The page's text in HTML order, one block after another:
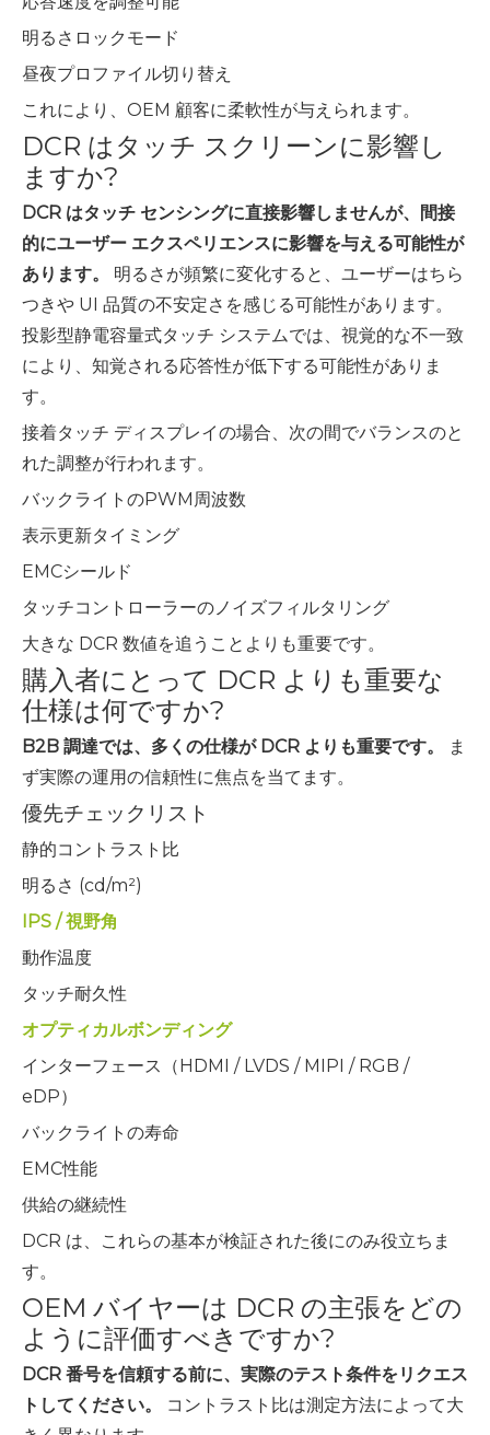
明るさロックモード
昼夜プロファイル切り替え
これにより、OEM 顧客に柔軟性が与えられます。
DCR はタッチ スクリーンに影響し
ますか?
DCR はタッチ センシングに直接影響しませんが、間接
的にユーザー エクスペリエンスに影響を与える可能性が
あります。
明るさが頻繁に変化すると、ユーザーはちら
つきや UI 品質の不安定さを感じる可能性があります。
投影型静電容量式タッチ システムでは、視覚的な不一致
により、知覚される応答性が低下する可能性がありま
す。
接着タッチ ディスプレイの場合、次の間でバランスのと
れた調整が行われます。
バックライトのPWM周波数
表示更新タイミング
EMCシールド
タッチコントローラーのノイズフィルタリング
大きな DCR 数値を追うことよりも重要です。
購入者にとって DCR よりも重要な
仕様は何ですか?
B2B 調達では、多くの仕様が DCR よりも重要です。
ま
ず実際の運用の信頼性に焦点を当てます。
優先チェックリスト
静的コントラスト比
明るさ (cd/m²)
IPS / 視野角
動作温度
タッチ耐久性
オプティカルボンディング
インターフェース（HDMI / LVDS / MIPI / RGB /
eDP）
バックライトの寿命
EMC性能
供給の継続性
DCR は、これらの基本が検証された後にのみ役立ちま
す。
OEM バイヤーは DCR の主張をどの
ように評価すべきですか?
DCR 番号を信頼する前に、実際のテスト条件をリクエス
トしてください。
コントラスト比は測定方法によって大